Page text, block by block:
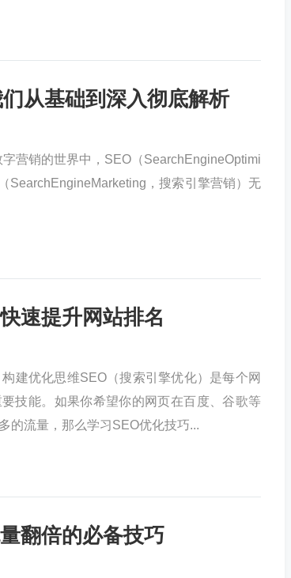
从基础到深入彻底解析
营销的世界中，SEO（SearchEngineOptimi
SearchEngineMarketing，搜索引擎营销）无
速提升网站排名
建优化思维SEO（搜索引擎优化）是每个网
技能。如果你希望你的网页在百度、谷歌等
的流量，那么学习SEO优化技巧...
翻倍的必备技巧